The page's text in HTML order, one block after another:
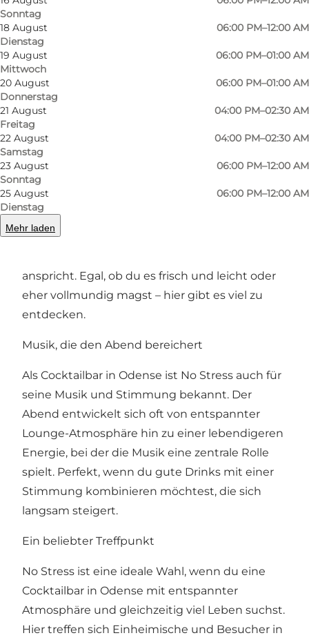
Sonntag
18 August
Dienstag
06:00 PM–12:00 AM
19 August
Mittwoch
06:00 PM–01:00 AM
20 August
Donnerstag
06:00 PM–01:00 AM
21 August
Freitag
04:00 PM–02:30 AM
22 August
Samstag
04:00 PM–02:30 AM
23 August
Sonntag
06:00 PM–12:00 AM
25 August
Dienstag
06:00 PM–12:00 AM
Mehr laden
gemütliche Sitzgelegenheiten und
gedämpftes Licht, sodass du dich
zurücklehnen und deinen Drink in ruhiger
Umgebung genießen kannst. Hier ist Platz für
kurze Pausen genauso wie für lange Abende in
guter Gesellschaft.
Farbenfrohe Cocktails im Fokus
Cocktails stehen bei No Stress im Mittelpunkt.
Die Auswahl reicht von klassischen Favoriten
bis hin zu kreativen Variationen mit viel Farbe
und Charakter. Geschmack und Präsentation
stehen gleichermaßen im Fokus und sorgen
anspricht. Egal, ob du es frisch und leicht oder
eher vollmundig magst – hier gibt es viel zu
entdecken.
Musik, die den Abend bereichert
Als Cocktailbar in Odense ist No Stress auch für
seine Musik und Stimmung bekannt. Der
Abend entwickelt sich oft von entspannter
Lounge-Atmosphäre hin zu einer lebendigeren
Energie, bei der die Musik eine zentrale Rolle
spielt. Perfekt, wenn du gute Drinks mit einer
Stimmung kombinieren möchtest, die sich
langsam steigert.
Ein beliebter Treffpunkt
No Stress ist eine ideale Wahl, wenn du eine
Cocktailbar in Odense mit entspannter
Atmosphäre und gleichzeitig viel Leben suchst.
Hier treffen sich Einheimische und Besucher in